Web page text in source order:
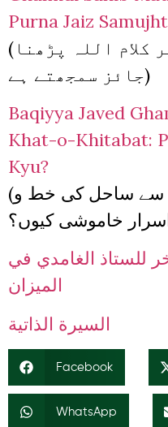
Purna Jaiz
(غامدی صاحب موسیقی پر کلام اللہ پڑھنا
جائز سمجھتے ہے)
Baqiyya Javed
Khat-o-Khitabat:
Kyu?
(بقیہ جاوید غامدی صاحب سے ساحل کی خط و
للستاذ الغامدي في
السيرة الذاتية
Facebook
WhatsApp